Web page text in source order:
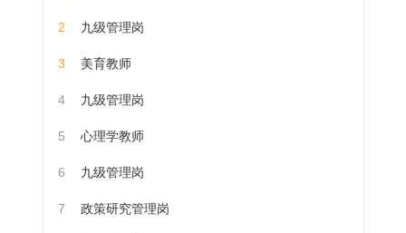
2 九级管理岗
3 美育教师
4 九级管理岗
5 心理学教师
6 九级管理岗
7 政策研究管理岗